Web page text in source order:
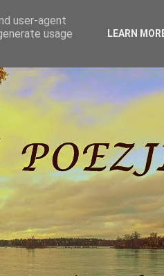
user-agent
usage
LEARN